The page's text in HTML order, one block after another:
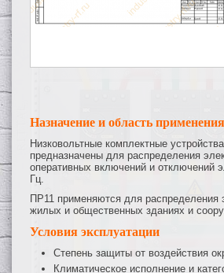
Назначение и область применения
Низковольтные комплектные
предназначены для распределения
оперативных включений и отключений
Гц.
ПР11 применяются для распределения
жилых и общественных зданиях и
Условия эксплуатации
Степень защиты от воздействия
Климатическое исполнение и